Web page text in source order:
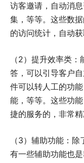
访客邀请，自动消
集，等等。这些数
的访问统计，自动
（2）提升效率类
答，可以引导客户
件可以转人工的功
能，等等。这些功
捷的服务的，非常精
（3）辅助功能：
有一些辅助功能也